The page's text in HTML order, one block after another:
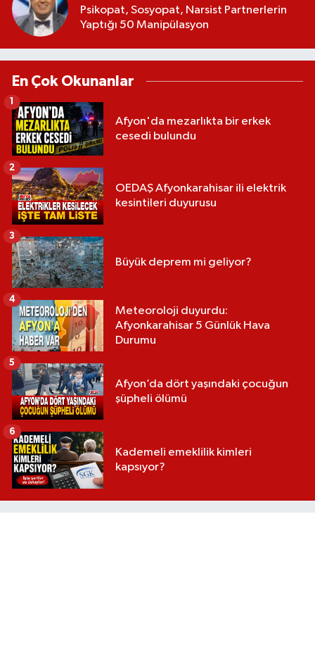
Psikopat, Sosyopat, Narsist Partnerlerin
Yaptığı 50 Manipülasyon
En Çok Okunanlar
Afyon'da mezarlıkta bir erkek
cesedi bulundu
1
OEDAŞ Afyonkarahisar ili elektrik
kesintileri duyurusu
2
Büyük deprem mi geliyor?
3
Meteoroloji duyurdu:
Afyonkarahisar 5 Günlük Hava
Durumu
4
Afyon’da dört yaşındaki çocuğun
şüpheli ölümü
5
Kademeli emeklilik kimleri
kapsıyor?
6